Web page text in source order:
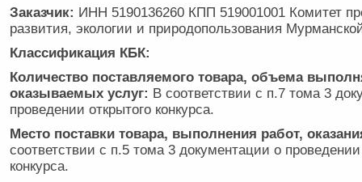
Заказчик: ИНН 5190136260 КПП 519001001 Комитет
развития, экологии и природопользования
Классификация КБК:
Количество поставляемого товара, объема
оказываемых услуг: В соответствии с п.7 тома 3
проведении открытого конкурса.
Место поставки товара, выполнения работ,
соответствии с п.5 тома 3 документации о проведении
конкурса.